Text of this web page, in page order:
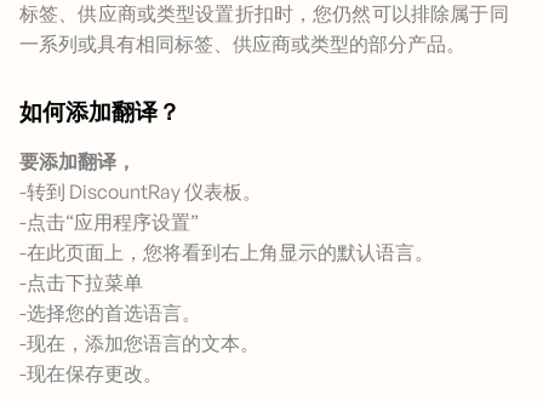
标签、供应商或类型设置折扣时，您仍然可以排除属于同
一系列或具有相同标签、供应商或类型的部分产品。
如何添加翻译？
要添加翻译，
-转到 DiscountRay 仪表板。
-点击“应用程序设置”
-在此页面上，您将看到右上角显示的默认语言。
-点击下拉菜单
-选择您的首选语言。
-现在，添加您语言的文本。
-现在保存更改。